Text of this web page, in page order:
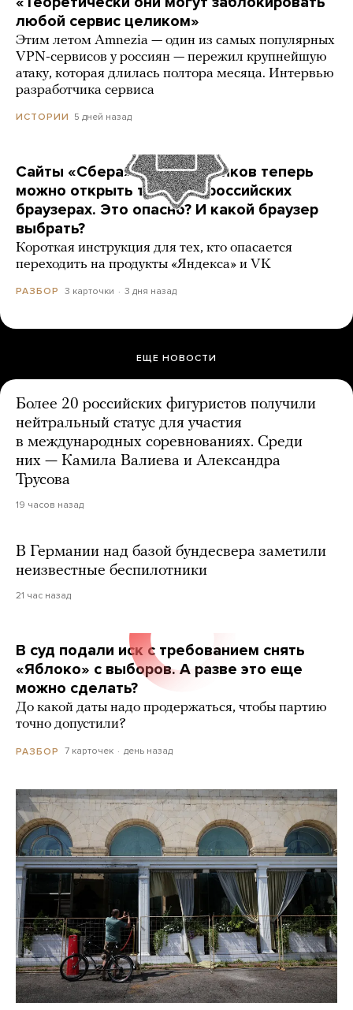
любой сервис целиком»
Этим летом Amnezia — один из самых популярных
VPN-сервисов у россиян — пережил крупнейшую
атаку, которая длилась полтора месяца. Интервью
разработчика сервиса
ИСТОРИИ 5 дней назад
Сайты «Сбера» и других банков теперь
можно открыть только в российских
браузерах. Это опасно? И какой браузер
выбрать?
Короткая инструкция для тех, кто опасается
переходить на продукты «Яндекса» и VK
РАЗБОР 3 карточки 3 дня назад
ЕЩЕ НОВОСТИ
Более 20 российских фигуристов получили
нейтральный статус для участия
в международных соревнованиях. Среди
них — Камила Валиева и Александра
Трусова
19 часов назад
В Германии над базой бундесвера заметили
неизвестные беспилотники
21 час назад
В суд подали иск с требованием снять
«Яблоко» с выборов. А разве это еще
можно сделать?
До какой даты надо продержаться, чтобы партию
точно допустили?
РАЗБОР 7 карточек день назад